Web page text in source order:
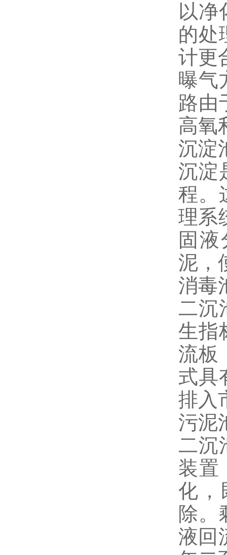
以净
的处
计更
曝气
路由
高氧
沉淀
沉淀
程。
理系
固
泥，
消毒
二沉
生指
流板
式具
排入
污泥
二沉
装置
化，
除。
液回